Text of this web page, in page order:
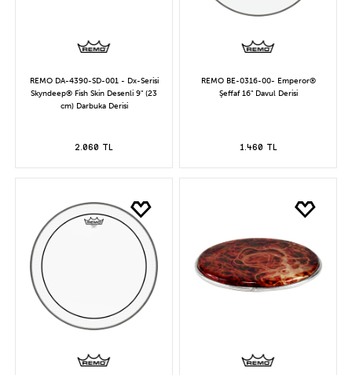
REMO DA-4390-SD-001 - Dx-Serisi
Skyndeep® Fish Skin Desenli 9" (23
cm) Darbuka Derisi
2.060 TL
REMO BE-0316-00- Emperor®
Şeffaf 16" Davul Derisi
1.460 TL